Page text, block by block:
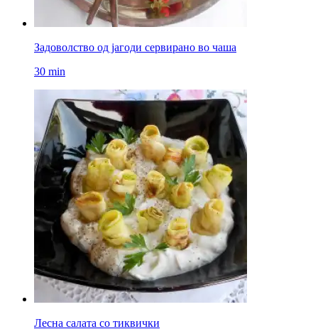
Задоволство од јагоди сервирано во чаша
30 min
Лесна салата со тиквички